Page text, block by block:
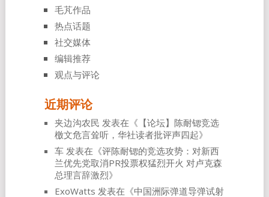
毛芃作品
热点话题
社交媒体
编辑推荐
观点与评论
近期评论
夹边沟农民 发表在《 【论坛】陈耐锶竞选
檄文危言耸听，华社读者批评声四起》
车发表在《评陈耐锶的竞选攻势：对新西
兰优先党取消PR投票权猛烈开火 对卢克森
总理言辞激烈》
ExoWatts 发表在《中国洲际弹道导弹试射